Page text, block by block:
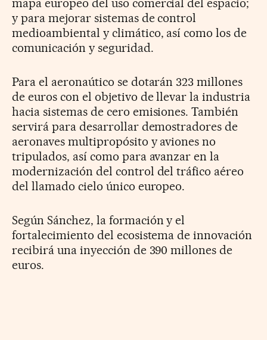
mapa europeo del uso comercial del espacio;
y para mejorar sistemas de control
medioambiental y climático, así como los de
comunicación y seguridad.
Para el aeronaútico se dotarán 323 millones
de euros con el objetivo de llevar la industria
hacia sistemas de cero emisiones. También
servirá para desarrollar demostradores de
aeronaves multipropósito y aviones no
tripulados, así como para avanzar en la
modernización del control del tráfico aéreo
del llamado cielo único europeo.
Según Sánchez, la formación y el
fortalecimiento del ecosistema de innovación
recibirá una inyección de 390 millones de
euros.